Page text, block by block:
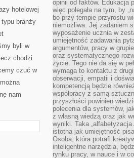
hotelowej
branży
byli w
chodzi
czuć w
nam
opinii od faktów. Edukacja
więc polegała na tym, by
bo przy tempie przyrostu
niemożliwa. Jej zadaniem
wyposażenie ucznia w
umiejętność zadawania
argumentów, pracy w
oraz systematycznego
życie. Tego nie da się w
wymaga to kontaktu z
obserwacji, empatii i
kompetencją będzie
współpracy z samą
przyszłości powinien
polecenia dla systemów,
z własną wiedzą oraz jak
wyniki. Taka
istotna jak umiejętność
Osoba, która potrafi
inteligentne narzędzia,
rynku pracy, w nauce i w